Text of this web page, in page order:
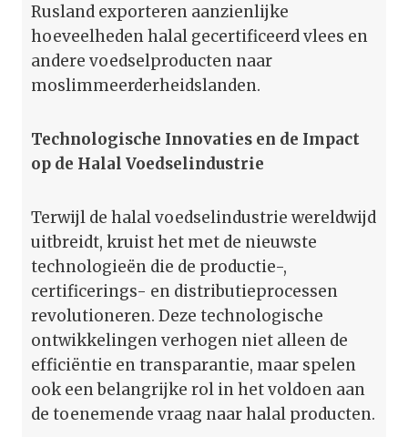
Rusland exporteren aanzienlijke
hoeveelheden halal gecertificeerd vlees en
andere voedselproducten naar
moslimmeerderheidslanden.
Technologische Innovaties en de Impact
op de Halal Voedselindustrie
Terwijl de halal voedselindustrie wereldwijd
uitbreidt, kruist het met de nieuwste
technologieën die de productie-,
certificerings- en distributieprocessen
revolutioneren. Deze technologische
ontwikkelingen verhogen niet alleen de
efficiëntie en transparantie, maar spelen
ook een belangrijke rol in het voldoen aan
de toenemende vraag naar halal producten.